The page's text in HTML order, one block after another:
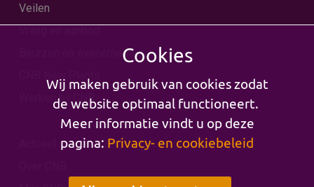
Veilen
Beurzen en evenementen
Werken bij CNB
Cookies
Wij maken gebruik van cookies zodat
de website optimaal functioneert.
Meer informatie vindt u op deze
pagina: Privacy- en cookiebeleid